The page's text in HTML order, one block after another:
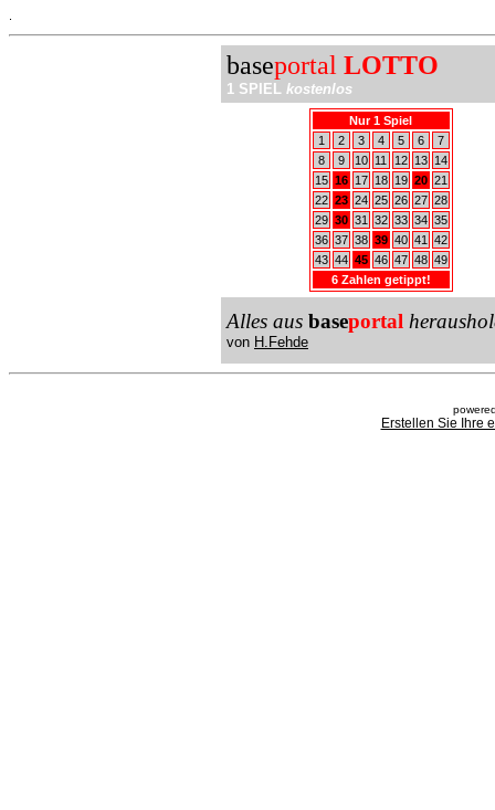
baseportal LOTTO
1 SPIEL kostenlos
Nur 1 Spiel
1
2 3 4 5 6
7
8
9 10 11 12 13
14
15 16 17 18 19 20 21
22 23 24 25 26 27 28
29 30 31 32 33 34 35
36 37 38 39 40 41
42
43 44 45 46 47 48 49
6 Zahlen getippt!
Alles aus baseportal
von H.Fehde
Erstellen Sie Ihre